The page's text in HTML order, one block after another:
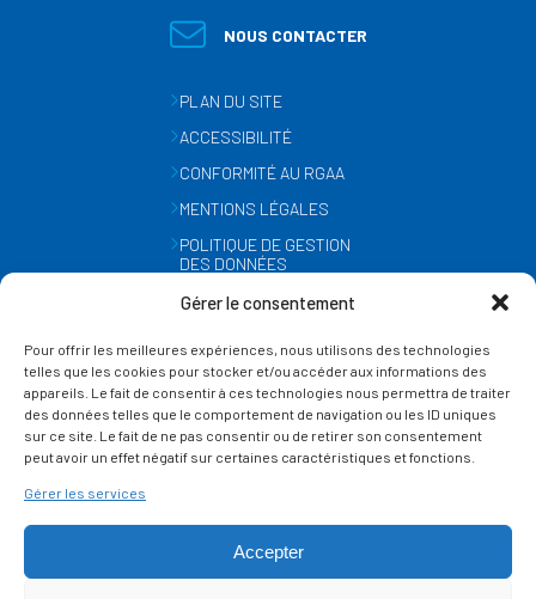
Gérer le consentement
Pour offrir les meilleures expériences, nous utilisons des technologies
telles que les cookies pour stocker et/ou accéder aux informations des
appareils. Le fait de consentir à ces technologies nous permettra de traiter
des données telles que le comportement de navigation ou les ID uniques
sur ce site. Le fait de ne pas consentir ou de retirer son consentement
peut avoir un effet négatif sur certaines caractéristiques et fonctions.
Gérer les services
Accepter
NOUS CONTACTER
PLAN DU SITE
ACCESSIBILITÉ
CONFORMITÉ AU RGAA
MENTIONS LÉGALES
POLITIQUE DE GESTION
DES DONNÉES
GESTION DES COOKIES
SUIVEZ-NOUS
SUR LES RÉSEAUX